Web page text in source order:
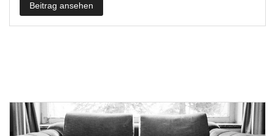
Beitrag ansehen